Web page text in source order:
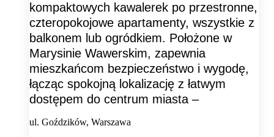
kompaktowych kawalerek po przestronne,
czteropokojowe apartamenty, wszystkie z
balkonem lub ogródkiem. Położone w
Marysinie Wawerskim, zapewnia
mieszkańcom bezpieczeństwo i wygodę,
łącząc spokojną lokalizację z łatwym
dostępem do centrum miasta –
ul. Goździków, Warszawa